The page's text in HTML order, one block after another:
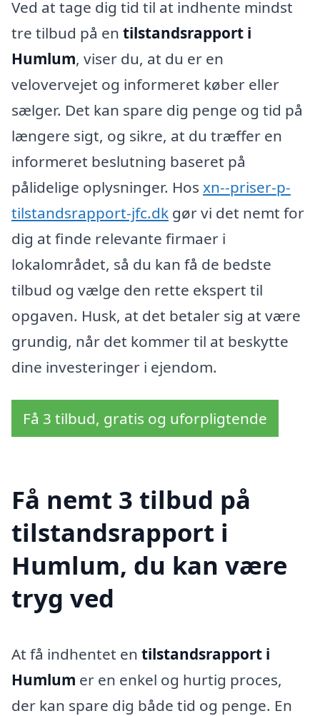
Ved at tage dig tid til at indhente mindst
tre tilbud på en tilstandsrapport i
Humlum, viser du, at du er en
velovervejet og informeret køber eller
sælger. Det kan spare dig penge og tid på
længere sigt, og sikre, at du træffer en
informeret beslutning baseret på
pålidelige oplysninger. Hos xn--priser-p-
tilstandsrapport-jfc.dk gør vi det nemt for
dig at finde relevante firmaer i
lokalområdet, så du kan få de bedste
tilbud og vælge den rette ekspert til
opgaven. Husk, at det betaler sig at være
grundig, når det kommer til at beskytte
dine investeringer i ejendom.
Få 3 tilbud, gratis og uforpligtende
Få nemt 3 tilbud på
tilstandsrapport i
Humlum, du kan være
tryg ved
At få indhentet en tilstandsrapport i
Humlum er en enkel og hurtig proces,
der kan spare dig både tid og penge. En